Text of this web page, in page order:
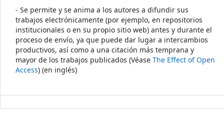
- Se permite y se anima a los autores a difundir sus
trabajos electrónicamente (por ejemplo, en repositorios
institucionales o en su propio sitio web) antes y durante el
proceso de envío, ya que puede dar lugar a intercambios
productivos, así como a una citación más temprana y
mayor de los trabajos publicados (Véase The Effect of Open
Access) (en inglés)